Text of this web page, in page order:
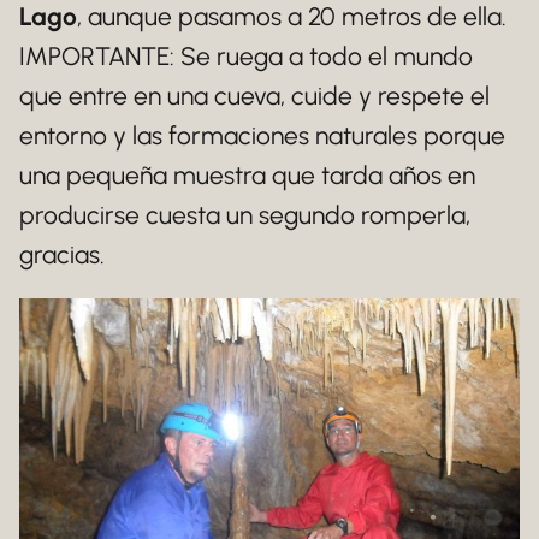
Lago, aunque pasamos a 20 metros de ella.
IMPORTANTE: Se ruega a todo el mundo
que entre en una cueva, cuide y respete el
entorno y las formaciones naturales porque
una pequeña muestra que tarda años en
producirse cuesta un segundo romperla,
gracias.